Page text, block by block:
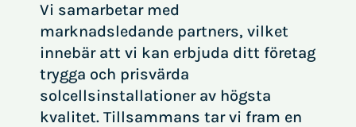
Vi samarbetar med
marknadsledande partners, vilket
innebär att vi kan erbjuda ditt företag
trygga och prisvärda
solcellsinstallationer av högsta
kvalitet. Tillsammans tar vi fram en